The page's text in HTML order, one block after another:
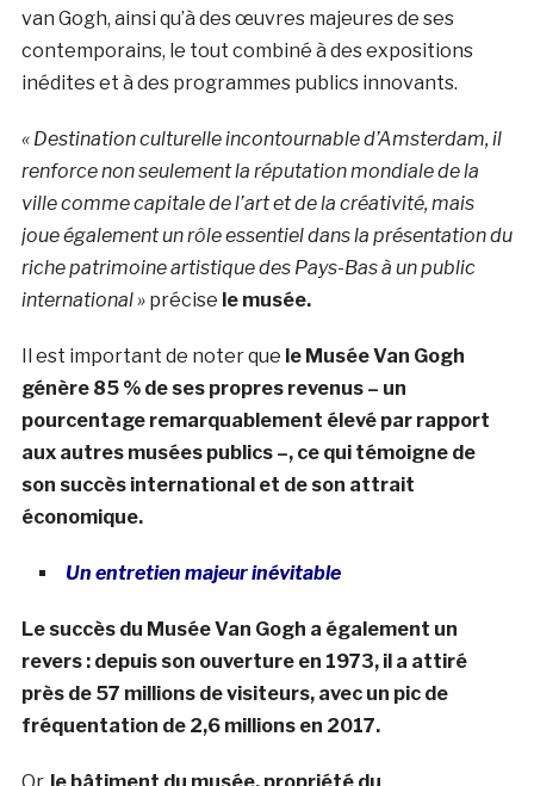
van Gogh, ainsi qu’à des œuvres majeures de ses
contemporains, le tout combiné à des expositions
inédites et à des programmes publics innovants.
« Destination culturelle incontournable d’Amsterdam, il
renforce non seulement la réputation mondiale de la
ville comme capitale de l’art et de la créativité, mais
joue également un rôle essentiel dans la présentation du
riche patrimoine artistique des Pays-Bas à un public
international »précise le musée.
Il est important de noter que le Musée Van Gogh
génère 85 % de ses propres revenus – un
pourcentage remarquablement élevé par rapport
aux autres musées publics –, ce qui témoigne de
son succès international et de son attrait
économique.
Un entretien majeur inévitable
Le succès du Musée Van Gogh a également un
revers : depuis son ouverture en 1973, il a attiré
près de 57 millions de visiteurs, avec un pic de
fréquentation de 2,6 millions en 2017.